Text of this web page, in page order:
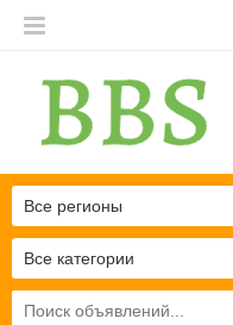
Все категории
Все регионы